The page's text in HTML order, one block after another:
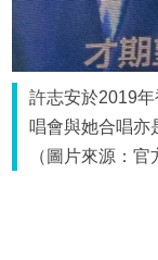
許志安於2019
唱會與她合唱亦
（圖片來源：官